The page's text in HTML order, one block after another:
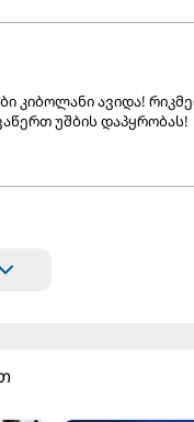
კიბოლანი ავიდა!
უშბის დაპყრობას!